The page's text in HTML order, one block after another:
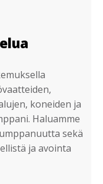
koneiden ja
Haluamme
sekä
ja avointa